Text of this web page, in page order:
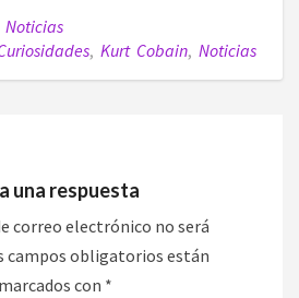
Noticias
, Kurt Cobain, Noticias
una respuesta
correo electrónico no será
campos obligatorios están
marcados con *